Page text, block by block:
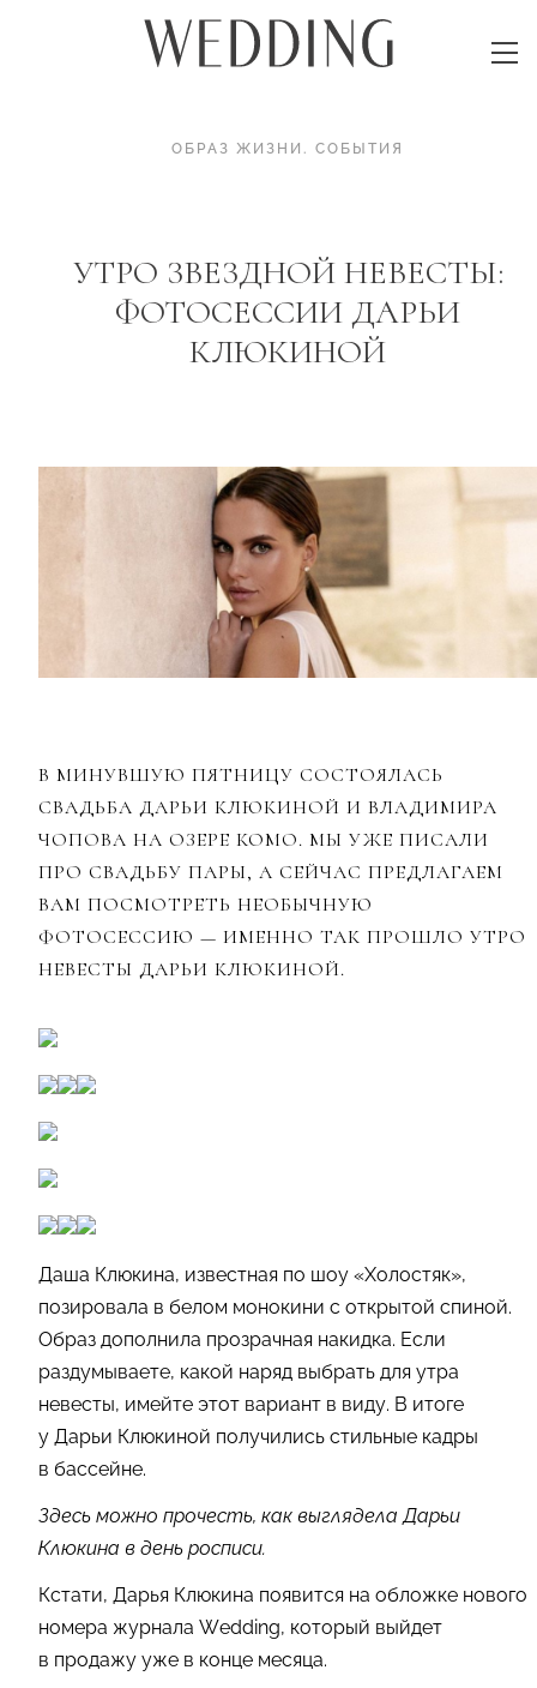
ОБРАЗ ЖИЗНИ . СОБЫТИЯ
УТРО ЗВЕЗДНОЙ НЕВЕСТЫ:
ФОТОСЕССИИ ДАРЬИ
КЛЮКИНОЙ
В МИНУВШУЮ ПЯТНИЦУ СОСТОЯЛАСЬ
СВАДЬБА ДАРЬИ КЛЮКИНОЙ И ВЛАДИМИРА
ЧОПОВА НА ОЗЕРЕ КОМО. МЫ УЖЕ ПИСАЛИ
ПРО СВАДЬБУ ПАРЫ, А СЕЙЧАС ПРЕДЛАГАЕМ
ВАМ ПОСМОТРЕТЬ НЕОБЫЧНУЮ
ФОТОСЕССИЮ — ИМЕННО ТАК ПРОШЛО УТРО
НЕВЕСТЫ ДАРЬИ КЛЮКИНОЙ.
Даша Клюкина, известная по шоу «Холостяк»,
позировала в белом монокини с открытой спиной.
Образ дополнила прозрачная накидка. Если
раздумываете, какой наряд выбрать для утра
невесты, имейте этот вариант в виду. В итоге
у Дарьи Клюкиной получились стильные кадры
в бассейне.
Здесь можно прочесть, как выглядела Дарьи
Клюкина в день росписи.
Кстати, Дарья Клюкина появится на обложке нового
номера журнала Wedding, который выйдет
в продажу уже в конце месяца.